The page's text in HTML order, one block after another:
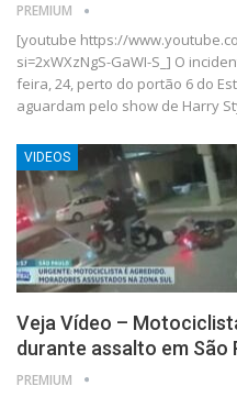
PREMIUM
[youtube https://
si=2xWXzNgS-GaWI-S_] O
feira, 24, perto do portão 6 do
aguardam pelo show de Harry
VIDEOS
Veja Vídeo –
durante assalto em São
PREMIUM